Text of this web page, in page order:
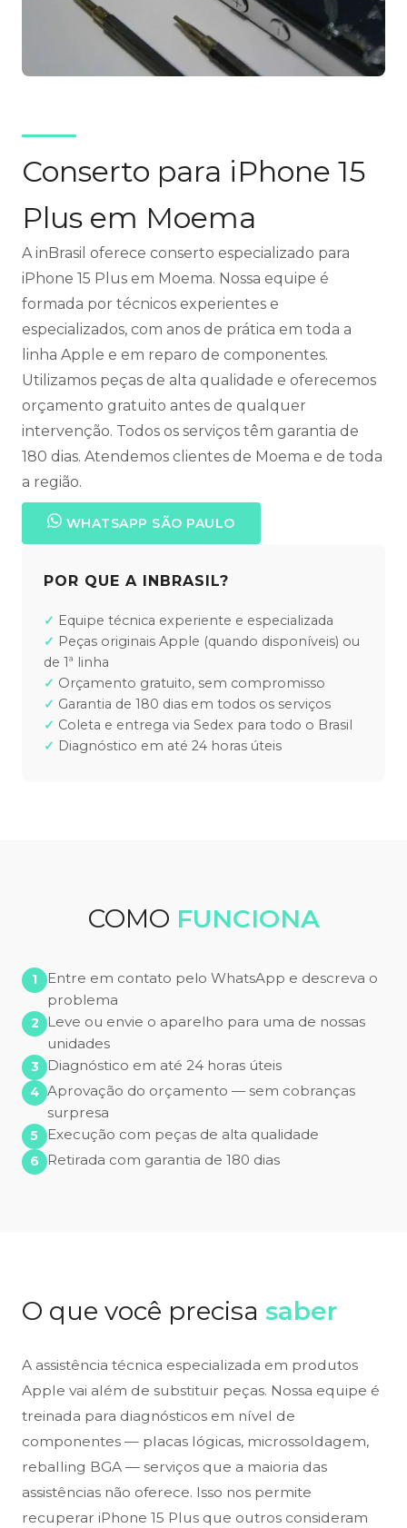
Conserto para iPhone 15
Plus em Moema
A inBrasil oferece conserto especializado para
iPhone 15 Plus em Moema. Nossa equipe é
formada por técnicos experientes e
especializados, com anos de prática em toda a
linha Apple e em reparo de componentes.
Utilizamos peças de alta qualidade e oferecemos
orçamento gratuito antes de qualquer
intervenção. Todos os serviços têm garantia de
180 dias. Atendemos clientes de Moema e de toda
a região.
WHATSAPP SÃO PAULO
POR QUE A INBRASIL?
Equipe técnica experiente e especializada
Peças originais Apple (quando disponíveis) ou
de 1ª linha
Orçamento gratuito, sem compromisso
Garantia de 180 dias em todos os serviços
Coleta e entrega via Sedex para todo o Brasil
Diagnóstico em até 24 horas úteis
COMO FUNCIONA
Entre em contato pelo WhatsApp e descreva o
problema
Leve ou envie o aparelho para uma de nossas
unidades
Diagnóstico em até 24 horas úteis
Aprovação do orçamento — sem cobranças
surpresa
Execução com peças de alta qualidade
Retirada com garantia de 180 dias
O que você precisa saber
A assistência técnica especializada em produtos
Apple vai além de substituir peças. Nossa equipe é
treinada para diagnósticos em nível de
componentes — placas lógicas, microssoldagem,
reballing BGA — serviços que a maioria das
assistências não oferece. Isso nos permite
recuperar iPhone 15 Plus que outros consideram